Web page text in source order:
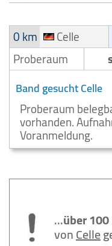
0 km Celle
Proberaum
Band gesucht Celle
Proberaum
vorhanden.
Voranmeldung.
...über
vonCelle